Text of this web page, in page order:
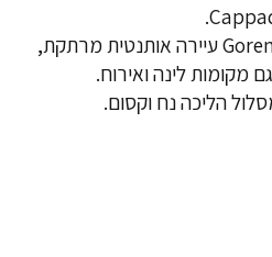
גורמה – לב קפדוקיה Goreme עיירה אותנטית מרתקת,
מקומות לינה ואירוח.
הליכה נח וקסום.